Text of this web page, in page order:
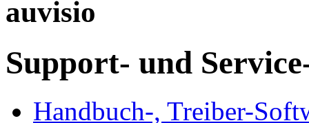
auvisio
Support- und
Handbuch-, Treiber-